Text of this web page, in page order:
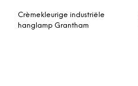
Crèmekleurige industriële
hanglamp Grantham